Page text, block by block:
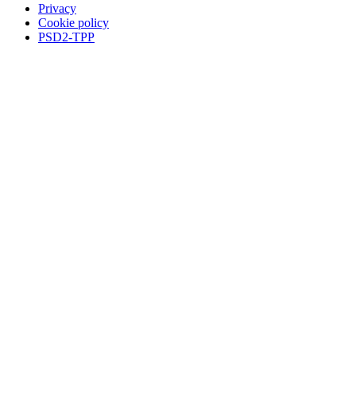
Privacy
Cookie policy
PSD2-TPP